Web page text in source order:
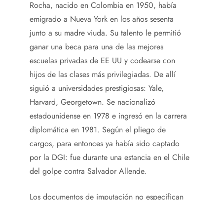
Rocha, nacido en Colombia en 1950, había
emigrado a Nueva York en los años sesenta
junto a su madre viuda. Su talento le permitió
ganar una beca para una de las mejores
escuelas privadas de EE UU y codearse con
hijos de las clases más privilegiadas. De allí
siguió a universidades prestigiosas: Yale,
Harvard, Georgetown. Se nacionalizó
estadounidense en 1978 e ingresó en la carrera
diplomática en 1981. Según el pliego de
cargos, para entonces ya había sido captado
por la DGI: fue durante una estancia en el Chile
del golpe contra Salvador Allende.
Los documentos de imputación no especifican